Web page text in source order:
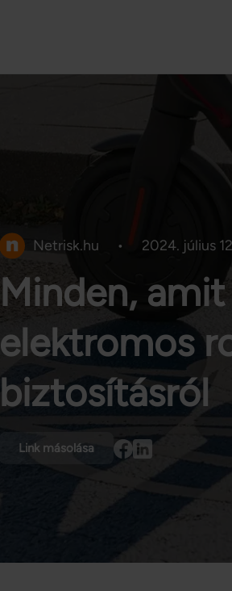
Netrisk.hu • 2024. július
Minden,
elektromos
biztosításról
Link másolása